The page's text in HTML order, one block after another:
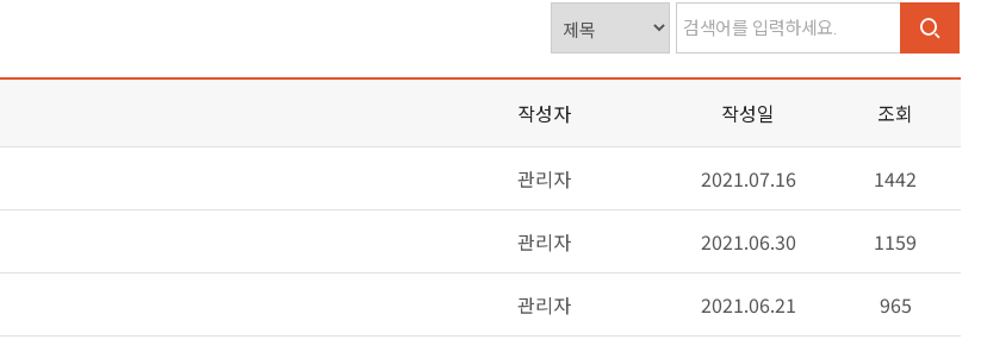
작성자 작성일 조회
관리자 2021.07.16 1442
관리자 2021.06.30 1159
관리자 2021.06.21 965